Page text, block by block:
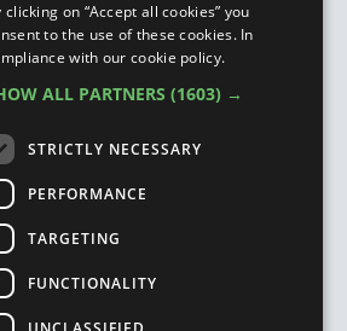
clicking on “Accept all cookies” you
to the use of these cookies. In
with our cookie policy.
ALL PARTNERS (1603) →
STRICTLY NECESSARY
PERFORMANCE
TARGETING
FUNCTIONALITY